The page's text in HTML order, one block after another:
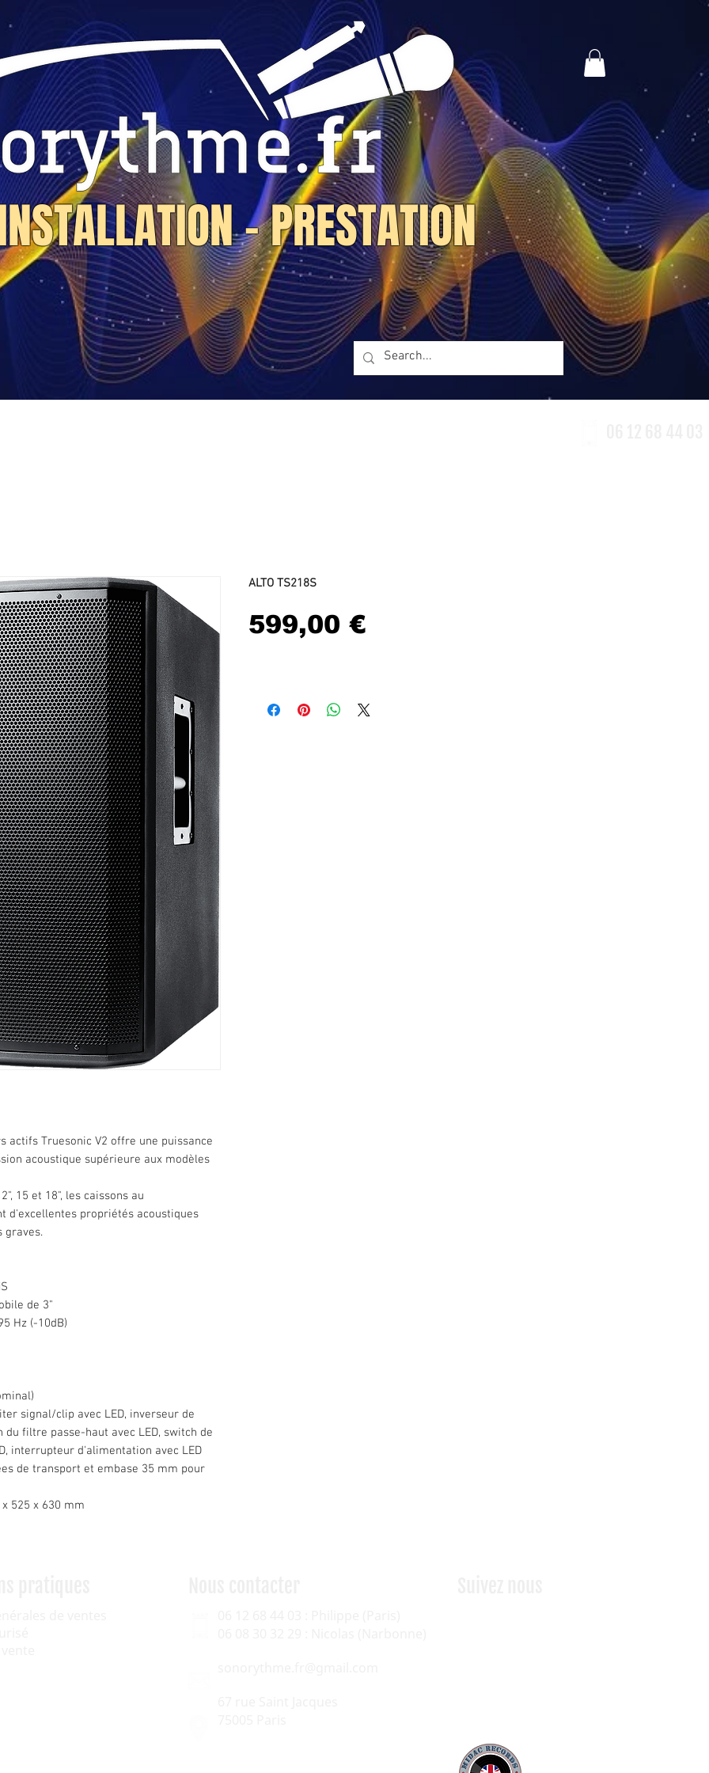
- PRESTATION
actifs Truesonic V2 offre une puissance
acoustique supérieure aux modèles
15 et 18", les caissons au
d'excellentes propriétés acoustiques
graves.
de 3"
Hz (-10dB)
signal/clip avec LED, inverseur de
filtre passe-haut avec LED, switch de
interrupteur d'alimentation avec LED
de transport et embase 35 mm pour
525 x 630 mm
ALTO TS218S
599,00 €Prix